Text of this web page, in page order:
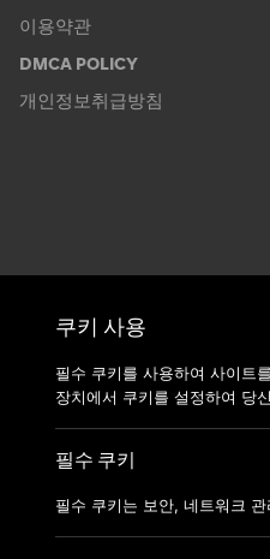
이용약관
DMCA POLICY
개인정보취급방침
쿠키 사용
필수 쿠키를 사용하여 사이트
장치에서 쿠키를 설정하여 당
필수 쿠키
필수 쿠키는 보안, 네트워크